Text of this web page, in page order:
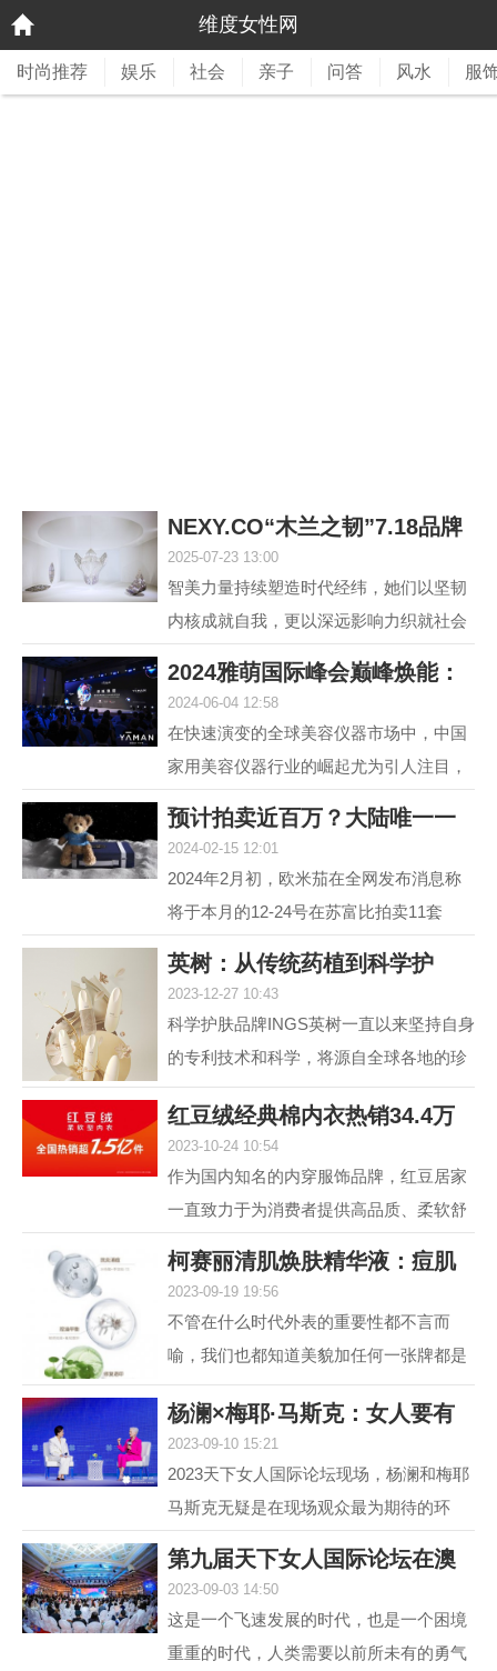
维度女性网
时尚推荐 娱乐 社会 亲子 问答 风水 服
NEXY.CO“木兰之韧”7.18品牌
2025-07-23 13:00
智美力量持续塑造时代经纬，她们以坚韧
内核成就自我，更以深远影响力织就社会
牌NEXY.CO（奈蔻）...
2024雅萌国际峰会巅峰焕能：
2024-06-04 12:58
在快速演变的全球美容仪器市场中，中国
家用美容仪器行业的崛起尤为引人注目，
到快速增长的转变，...
预计拍卖近百万？大陆唯一一
2024-02-15 12:01
2024年2月初，欧米茄在全网发布消息称
将于本月的12-24号在苏富比拍卖11套
腕表手提箱套装。但是截...
英树：从传统药植到科学护
2023-12-27 10:43
科学护肤品牌INGS英树一直以来坚持自身
的专利技术和科学，将源自全球各地的珍
贵自然原料，转化为安全高效的护肤配
方，不断解锁肌肤自身...
红豆绒经典棉内衣热销34.4万
2023-10-24 10:54
作为国内知名的内穿服饰品牌，红豆居家
一直致力于为消费者提供高品质、柔软舒
作为红豆居家的核心...
柯赛丽清肌焕肤精华液：痘肌
2023-09-19 19:56
不管在什么时代外表的重要性都不言而
喻，我们也都知道美貌加任何一张牌都是
王炸，但很多人却因为脸上的痘痘或痘印
而封印了颜值，在变美...
杨澜×梅耶·马斯克：女人要有
2023-09-10 15:21
2023天下女人国际论坛现场，杨澜和梅耶
马斯克无疑是在现场观众最为期待的环
传奇人生的优秀女性，...
第九届天下女人国际论坛在澳
2023-09-03 14:50
这是一个飞速发展的时代，也是一个困境
重重的时代，人类需要以前所未有的勇气